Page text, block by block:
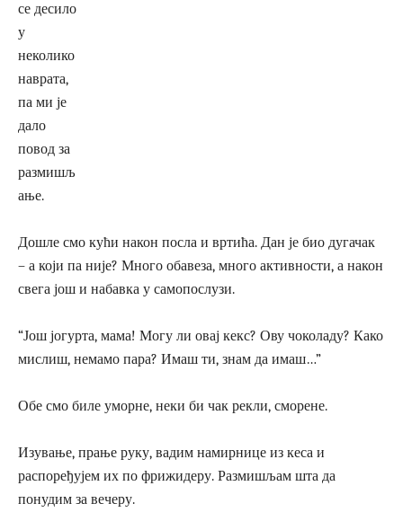
се десило
у
неколико
наврата,
па ми је
дало
повод за
размишљ
ање.
Дошле смо кући након посла и вртића. Дан је био дугачак
– а који па није? Много обавеза, много активности, а након
свега још и набавка у самопослузи.
“Још јогурта, мама! Могу ли овај кекс? Ову чоколаду? Како
мислиш, немамо пара? Имаш ти, знам да имаш…”
Обе смо биле уморне, неки би чак рекли, сморене.
Изување, прање руку, вадим намирнице из кеса и
распоређујем их по фрижидеру. Размишљам шта да
понудим за вечеру.